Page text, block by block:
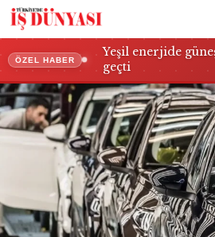
ÖZEL HABER
Yeşil enerjide
geçti